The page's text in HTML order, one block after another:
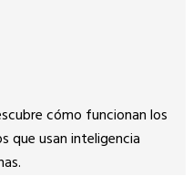
cómo funcionan los
que usan inteligencia